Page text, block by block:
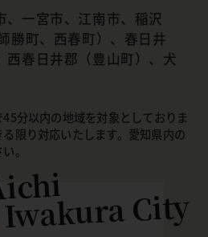
、一宮市、江南市、稲沢
勝町、西春町）、春日井
西春日井郡（豊山町）、犬
分以内の地域を対象としておりま
限り対応いたします。愛知県内の
。
Iwakura City